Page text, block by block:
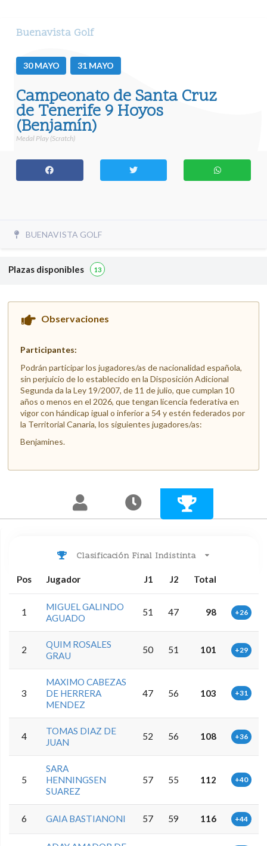
Buenavista Golf
30MAYO 31 MAYO
Campeonato de Santa Cruz
de Tenerife 9 Hoyos
(Benjamín)
Medal Play (Scratch)
BUENAVISTA GOLF
Plazas disponibles 13
Observaciones
Participantes:
Podrán participar los jugadores/as de nacionalidad española,
sin perjuicio de lo establecido en la Disposición Adicional
Segunda da la Ley 19/2007, de 11 de julio, que cumplan 10
años o menos en el 2026, que tengan licencia federativa en
vigor con hándicap igual o inferior a 54 y estén federados por
la Territorial Canaria, los siguientes jugadores/as:
Benjamines.
Clasificación Final Indistinta
Pos Jugador J1 J2 Total
1
MIGUEL GALINDO
AGUADO
51 47 98 +26
2
QUIM ROSALES
GRAU
50 51 101 +29
3
MAXIMO CABEZAS
DE HERRERA
MENDEZ
47 56 103 +31
4
TOMAS DIAZ DE
JUAN
52 56 108 +36
5
SARA
HENNINGSEN
SUAREZ
57 55 112 +40
6 GAIA BASTIANONI 57 59 116 +44